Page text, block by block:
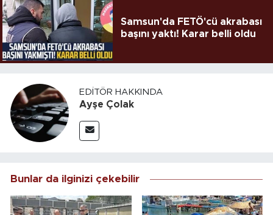
Samsun'da FETÖ'cü akrabası
başını yaktı! Karar belli oldu
EDITÖR HAKKINDA
Ayşe Çolak
Bunlar da ilginizi çekebilir